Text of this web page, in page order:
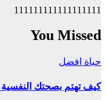
111111111111111111
You Missed
حياة افضل
كيف تهتم بصحتك النفسية